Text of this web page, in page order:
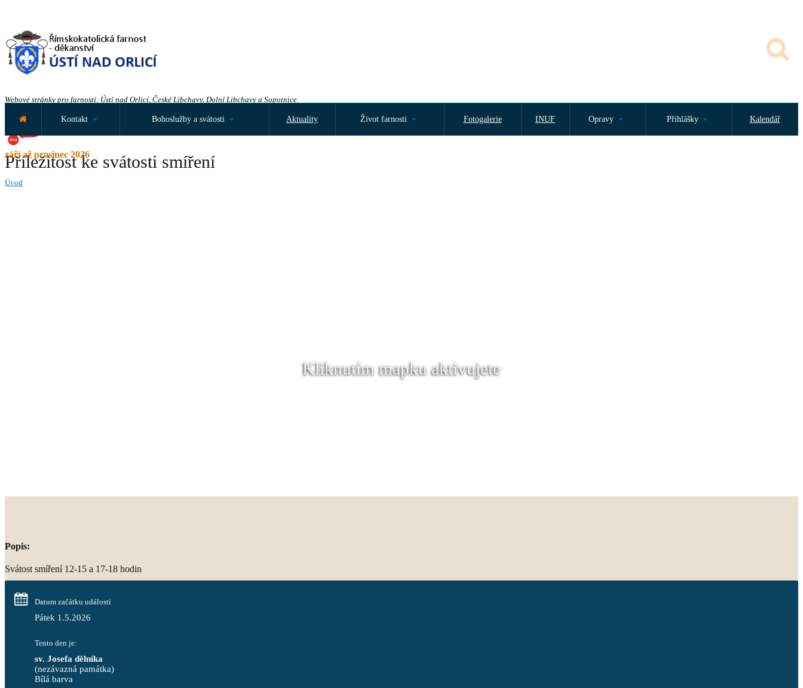
Webové stránky pro farnosti: Ústí nad Orlicí, České Libchavy, Dolní Libchavy a Sopotnice.
září až prosinec 2026
Kontakt Bohoslužby a svátosti Aktuality Život farnosti Fotogalerie INUF Opravy Přihlášky Kalendář
Příležitost ke svátosti smíření
Úvod
Kliknutím mapku aktivujete
Popis:
Svátost smíření 12-15 a 17-18 hodin
Datum začátku události
Pátek 1.5.2026
Tento den je:
sv. Josefa dělníka
(nezávazná památka)
Bílá barva